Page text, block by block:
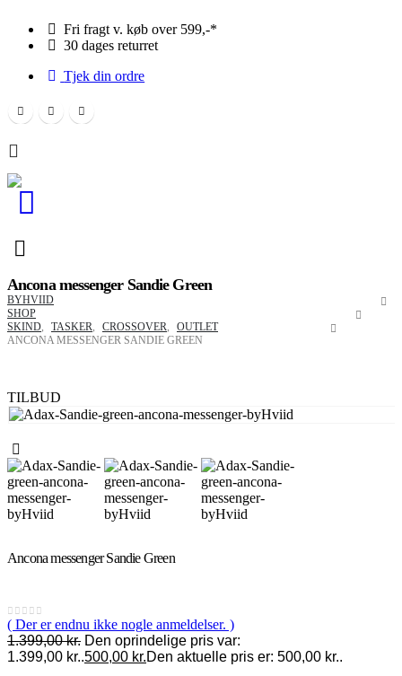
Fri fragt v. køb over 599,-*
30 dages returret
Tjek din ordre
Ancona messenger Sandie Green
BYHVIID
SHOP
SKIND, TASKER, CROSSOVER,
OUTLET
ANCONA MESSENGER SANDIE GREEN
TILBUD
Ancona messenger Sandie Green
0 out of 5
( Der er endnu ikke nogle anmeldelser. )
1.399,00kr. Den oprindelige pris var:
1.399,00 kr..500,00 kr.Den aktuelle pris er: 500,00 kr..